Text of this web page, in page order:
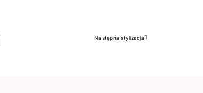
Następny
Następna stylizacja